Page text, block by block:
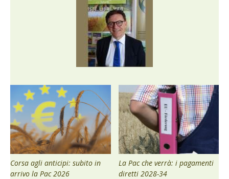
Corsa agli anticipi: subito in
arrivo la Pac 2026
La Pac che verrà: i pagamenti
diretti 2028-34